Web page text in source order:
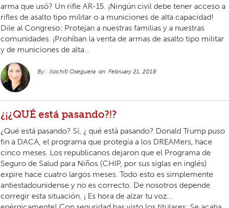
arma que usó? Un rifle AR-15. ¡Ningún civil debe tener acceso a
rifles de asalto tipo militar o a municiones de alta capacidad!
Dile al Congreso: Protejan a nuestras familias y a nuestras
comunidades. ¡Prohíban la venta de armas de asalto tipo militar
y de municiones de alta...
Xochitl Oseguera February 21, 2018
¿¡¿QUÉ está pasando?!?
¿Qué está pasando? Sí, ¿ qué está pasando? Donald Trump puso
fin a DACA, el programa que protegía a los DREAMers, hace
cinco meses. Los republicanos dejaron que el Programa de
Seguro de Salud para Niños (CHIP, por sus siglas en inglés)
expire hace cuatro largos meses. Todo esto es simplemente
antiestadounidense y no es correcto. De nosotros depende
corregir esta situación. ¡ Es hora de alzar tu voz…